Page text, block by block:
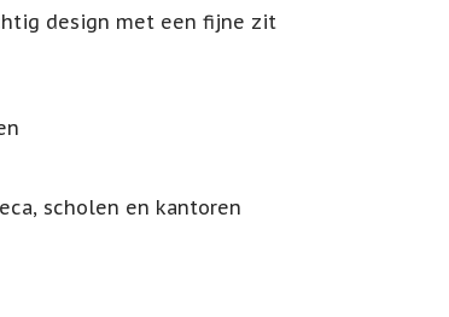
design met een fijne zit
scholen en kantoren